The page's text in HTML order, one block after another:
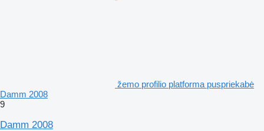
žemo profilio platforma puspriekabė
Damm 2008
9
Damm 2008